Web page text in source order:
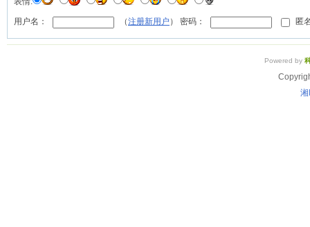
用户名： （注册新用户 ） 密码： 匿
Powered by